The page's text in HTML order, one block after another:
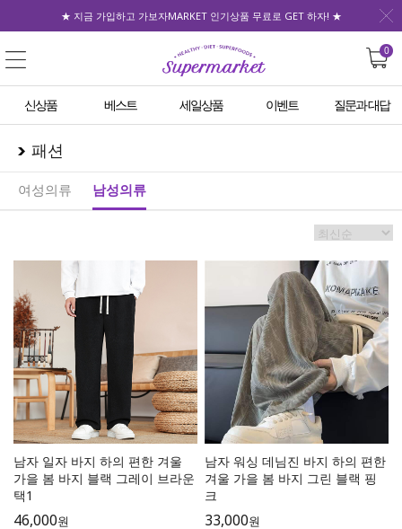
★ 지금 가입하고 가보자MARKET 인기상품 무료로 GET 하자! ★
0
신상품 베스트 세일상품 이벤트 질문과 대답
패션
여성의류 남성의류
남자 일자 바지 하의 편한 겨울
가을 봄 바지 블랙 그레이 브라운
택1
46,000원
남자 워싱 데님진 바지 하의 편한
겨울 가을 봄 바지 그린 블랙 핑
크
33,000원